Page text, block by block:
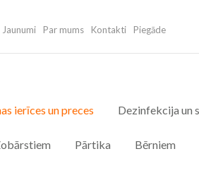
Jaunumi Par mums Kontakti Piegāde
ierīces un preces Dezinfekcija un
Pārtika Bērniem